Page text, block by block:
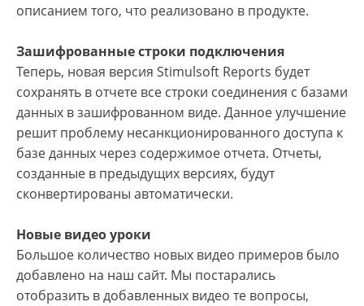
описанием того, что реализовано в продукте.
Зашифрованные строки подключения
Теперь, новая версия Stimulsoft Reports будет
сохранять в отчете все строки соединения с базами
данных в зашифрованном виде. Данное улучшение
решит проблему несанкционированного доступа к
базе данных через содержимое отчета. Отчеты,
созданные в предыдущих версиях, будут
сконвертированы автоматически.
Новые видео уроки
Большое количество новых видео примеров было
добавлено на наш сайт. Мы постарались
отобразить в добавленных видео те вопросы,